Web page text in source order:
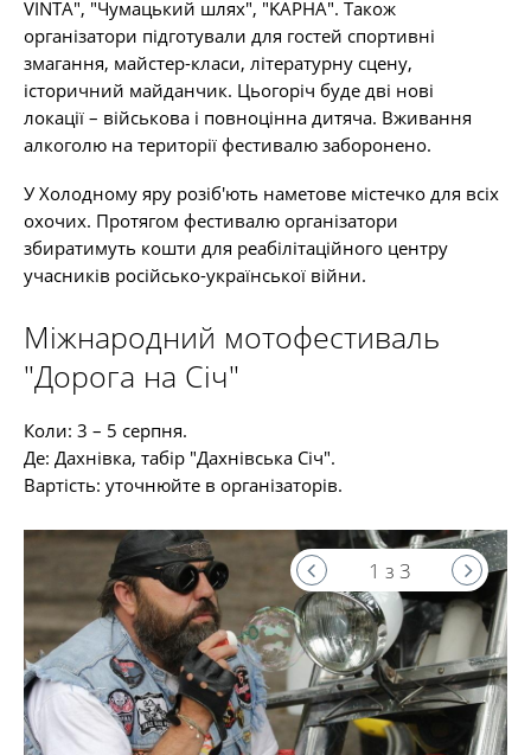
VINTA", "Чумацький шлях", "KAPHA". Також
організатори підготували для гостей спортивні
змагання, майстер-класи, літературну сцену,
історичний майданчик. Цьогоріч буде дві нові
локації – військова і повноцінна дитяча. Вживання
алкоголю на території фестивалю заборонено.
У Холодному яру розіб'ють наметове містечко для всіх
охочих. Протягом фестивалю організатори
збиратимуть кошти для реабілітаційного центру
учасників російсько-української війни.
Міжнародний мотофестиваль
"Дорога на Січ"
Коли: 3 – 5 серпня.
Де: Дахнівка, табір "Дахнівська Січ".
Вартість: уточнюйте в організаторів.
1 з 3